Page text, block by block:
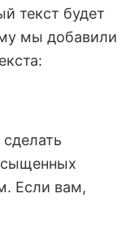
текст будет
мы добавили
Если вам,